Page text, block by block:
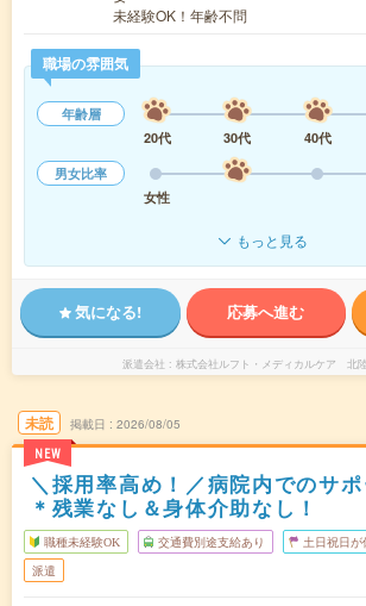
未経験OK！年齢不問
職場の雰囲気
年齢層
20代
30代 40代
男女比率
女性
もっと見る
気になる! 応募へ進む
派遣会社 株式会社ルフト・メディカルケア 北
未読
NEW
掲載日 2026/08/05
＼採用率高め！／病院内でのサ
＊残業なし＆身体介助なし！
職種未経験OK 交通費別途支給あり 土日祝日が
派遣